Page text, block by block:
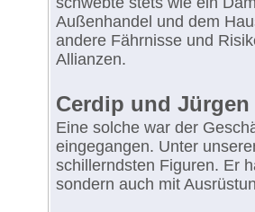
Außenhandel und dem
andere Fährnisse und
Allianzen.
Cerdip und Jürgen
Eine solche war der
eingegangen. Unter
schillerndsten Figuren. Er
sondern auch mit